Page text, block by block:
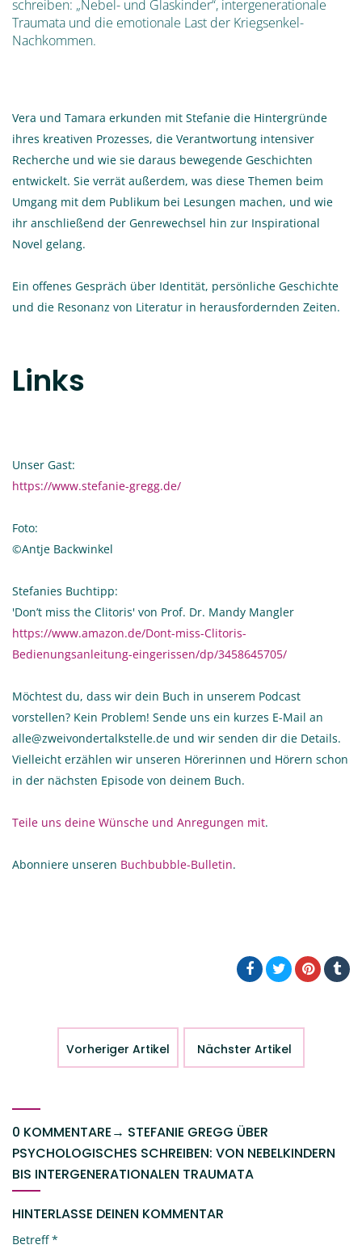
schreiben: „Nebel- und Glaskinder“, intergenerationale
Traumata und die emotionale Last der Kriegsenkel-
Nachkommen.
Vera und Tamara erkunden mit Stefanie die Hintergründe
ihres kreativen Prozesses, die Verantwortung intensiver
Recherche und wie sie daraus bewegende Geschichten
entwickelt. Sie verrät außerdem, was diese Themen beim
Umgang mit dem Publikum bei Lesungen machen, und wie
ihr anschließend der Genrewechsel hin zur Inspirational
Novel gelang.
Ein offenes Gespräch über Identität, persönliche Geschichte
und die Resonanz von Literatur in herausfordernden Zeiten.
Links
Unser Gast:
https://www.stefanie-gregg.de/
Foto:
©Antje Backwinkel
Stefanies Buchtipp:
'Don’t miss the Clitoris' von Prof. Dr. Mandy Mangler
https://www.amazon.de/Dont-miss-Clitoris-
Bedienungsanleitung-eingerissen/dp/3458645705/
Möchtest du, dass wir dein Buch in unserem Podcast
vorstellen? Kein Problem! Sende uns ein kurzes E-Mail an
alle@zweivondertalkstelle.de und wir senden dir die Details.
Vielleicht erzählen wir unseren Hörerinnen und Hörern schon
in der nächsten Episode von deinem Buch.
Teile uns deine Wünsche und Anregungen mit.
Abonniere unseren Buchbubble-Bulletin.
Vorheriger Artikel Nächster Artikel
0 KOMMENTARE→ STEFANIE GREGG ÜBER
PSYCHOLOGISCHES SCHREIBEN: VON NEBELKINDERN
BIS INTERGENERATIONALEN TRAUMATA
HINTERLASSE DEINEN KOMMENTAR
Betreff*